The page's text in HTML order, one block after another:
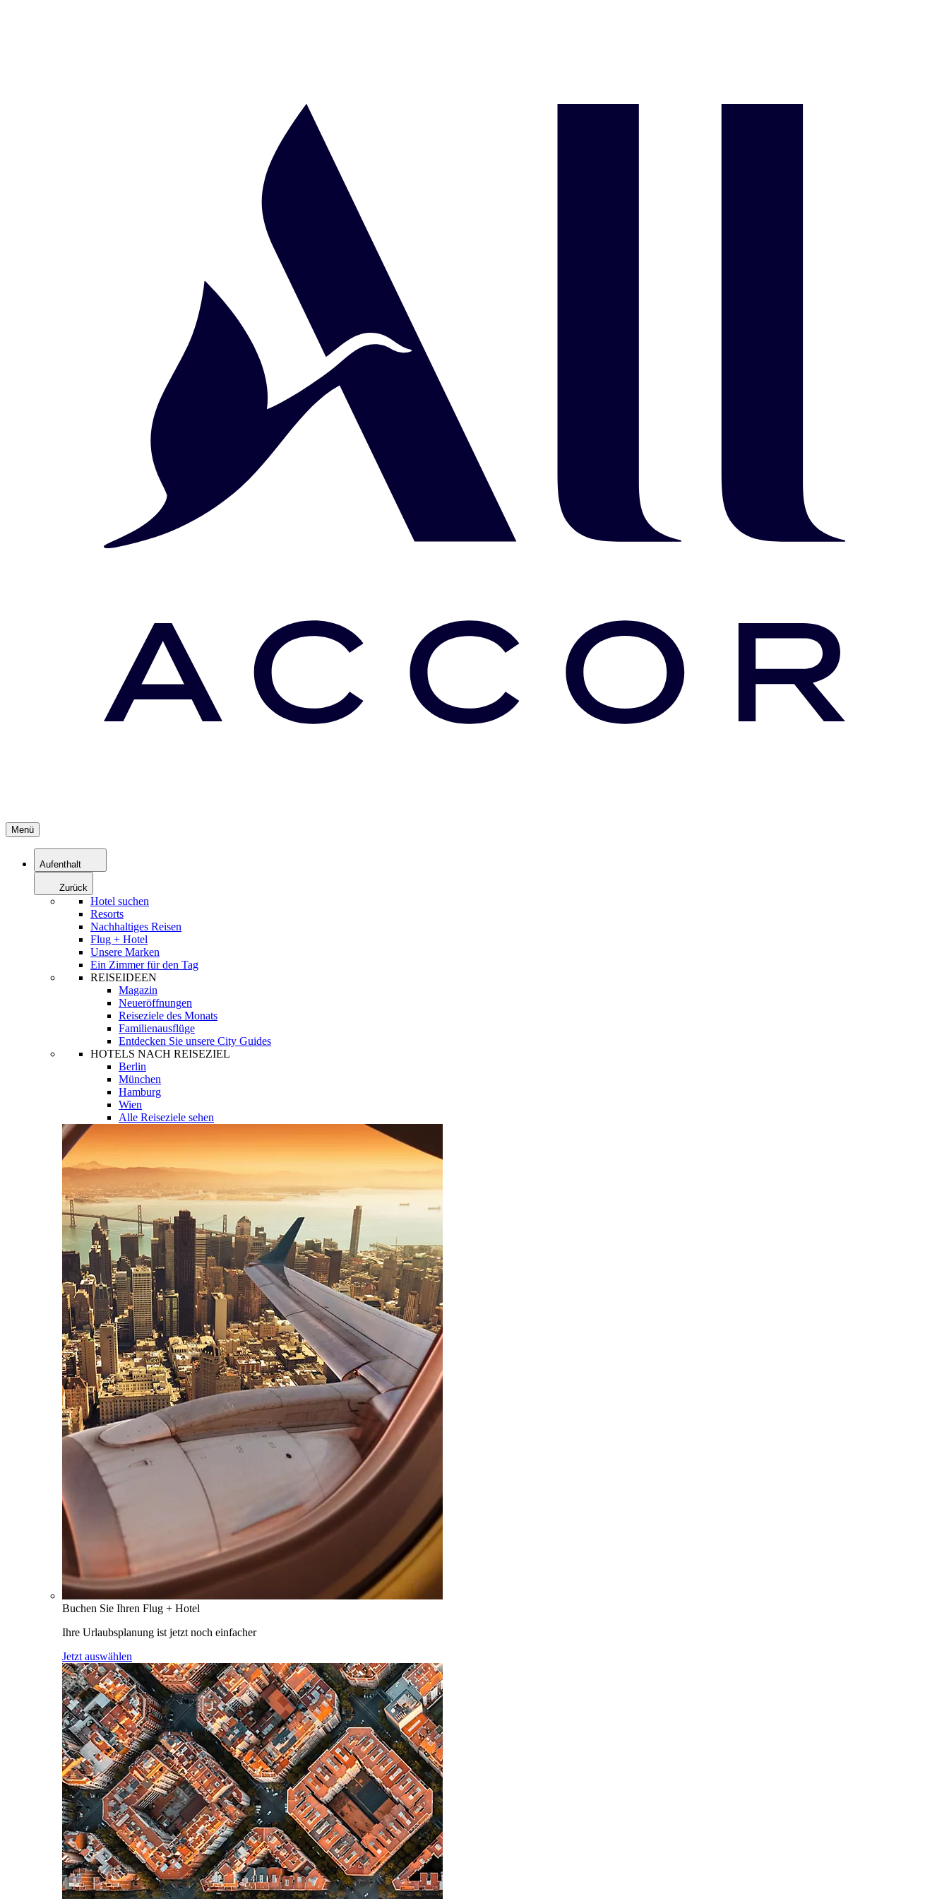
Menü
Aufenthalt
Zurück
Hotel suchen
Resorts
Nachhaltiges Reisen
Flug + Hotel
Unsere Marken
Ein Zimmer für den Tag
REISEIDEEN
Magazin
Neueröffnungen
Reiseziele des Monats
Familienausflüge
Entdecken Sie unsere City Guides
HOTELS NACH REISEZIEL
Berlin
München
Hamburg
Wien
Alle Reiseziele sehen
Buchen Sie Ihren Flug + Hotel
Ihre Urlaubsplanung ist jetzt noch einfacher
Jetzt auswählen